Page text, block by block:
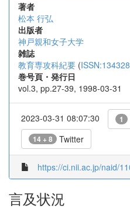
著者
松本 行弘
出版者
神戸親和女子大学
雑誌
教育専攻科紀要 (
巻号頁・発行日
vol.3, pp.27-39, 1998-03-31
2023-03-31 08:07:30 1
14 + 8 Twitter
https://ci.nii.ac.jp/naid/
言及状況